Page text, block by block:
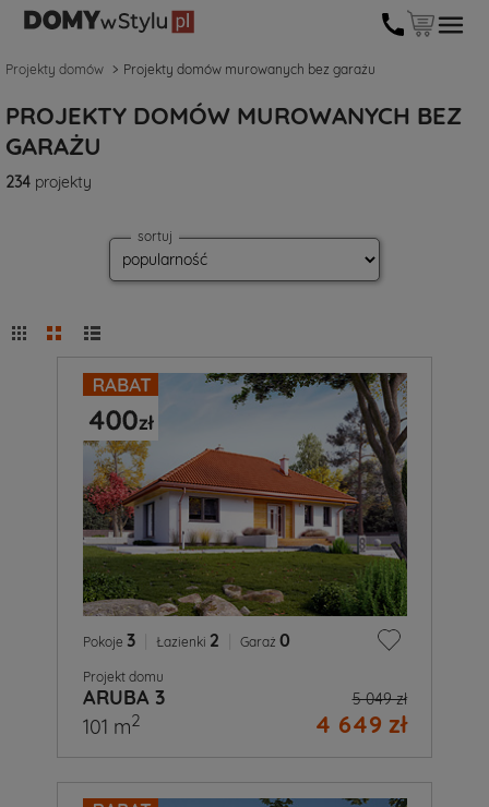
Projekty domów Projekty domów murowanych bez garażu
PROJEKTY DOMÓW MUROWANYCH BEZ
GARAŻU
234 projekty
sortuj
Pokoje 3 Łazienki 2 Garaż 0
Projekt domu
ARUBA 3 5 049 zł
4 649 zł
101 m2